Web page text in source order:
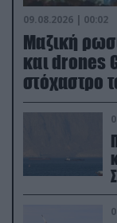
09.08.2026 | 00:02
Μαζική
και drones
στόχαστρο